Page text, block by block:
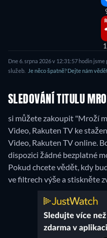
Dne 6. srpna 2026 v 12:31:57 hodin
služeb.
Je něco špatně? Dejte nám
SLEDOVÁNÍ TITULU
si můžete zakoupit "Mroží
Video, Rakuten TV ke
Video, Rakuten TV online.
dispozici žádné bezplatné
Pokud chcete vědět, kdy
ve filtrech výše a stiskněte